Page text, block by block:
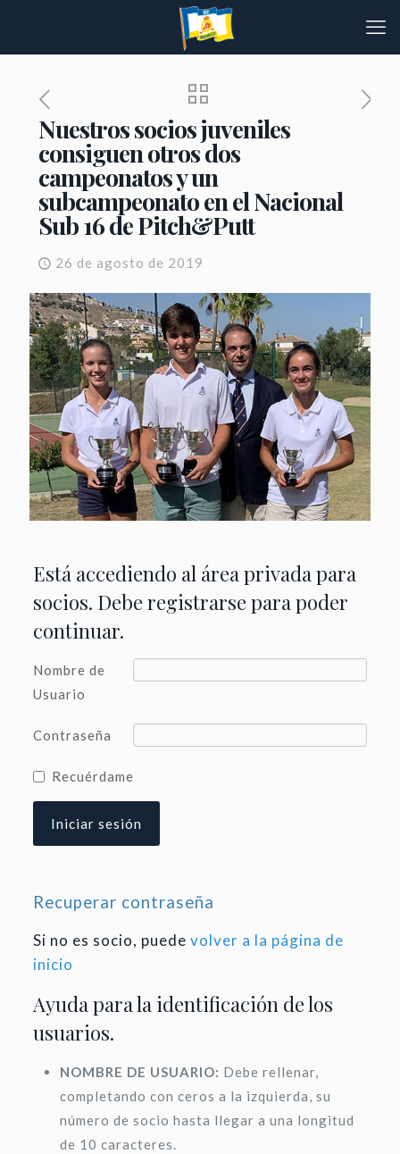
Nuestros socios juveniles
consiguen otros dos
campeonatos y un
subcampeonato en el Nacional
Sub 16 de Pitch&Putt
26 de agosto de 2019
Está accediendo al área privada para
socios. Debe registrarse para poder
continuar.
Nombre de
Usuario
Contraseña
Recuérdame
Recuperar contraseña
Si no es socio, puede volver a la página de
inicio
Ayuda para la identificación de los
usuarios.
NOMBRE DE USUARIO: Debe rellenar,
completando con ceros a la izquierda, su
número de socio hasta llegar a una longitud
de 10 caracteres.